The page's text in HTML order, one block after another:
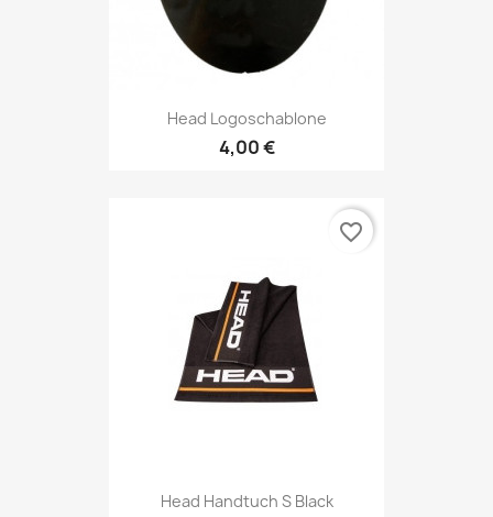
Head Logoschablone
4,00 €
Head Handtuch S Black
favorite_border